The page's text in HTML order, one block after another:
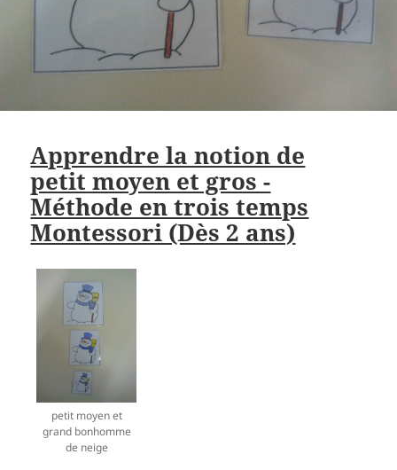
Apprendre la notion de
petit moyen et gros -
Méthode en trois temps
Montessori (Dès 2 ans)
petit moyen et
grand bonhomme
de neige